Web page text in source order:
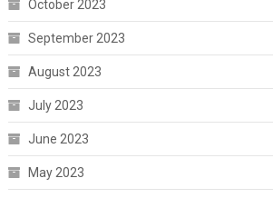
October 2023
September 2023
August 2023
July 2023
June 2023
May 2023